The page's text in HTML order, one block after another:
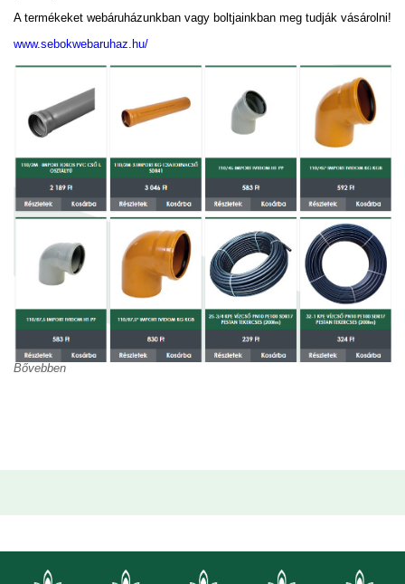
A termékeket webáruházunkban vagy boltjainkban meg tudják vásárolni!
www.sebokwebaruhaz.hu/
Bővebben